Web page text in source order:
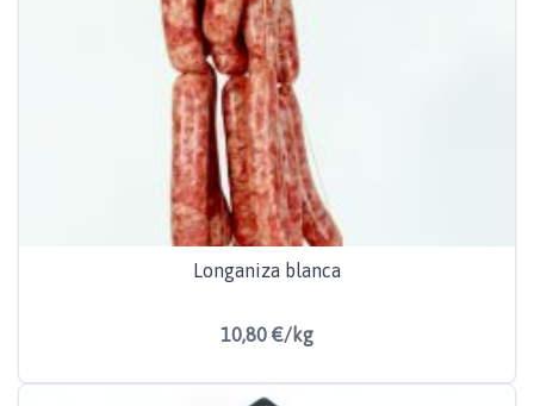
Longaniza blanca
10,80 €/kg